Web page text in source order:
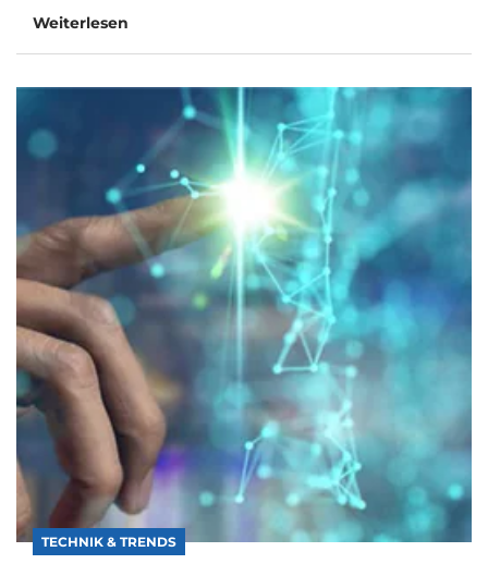
Weiterlesen
TECHNIK & TRENDS